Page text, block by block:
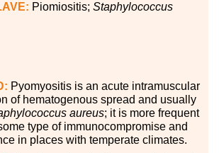
Piomiositis; Staphylococcus
Pyomyositis is an acute intramuscular
of hematogenous spread and usually
aureus; it is more frequent
type of immunocompromise and
in places with temperate climates.